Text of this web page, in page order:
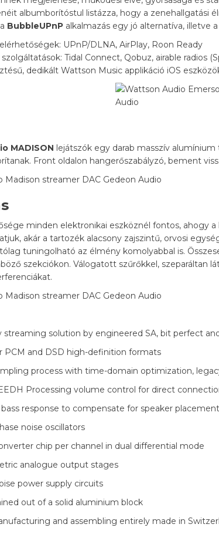
albumborítóstul listázza, hogy a zenehallgatási
BubbleUPnP alkalmazás egy jó alternatíva, illetve a
UPnP/DLNA, AirPlay, Roon Ready
Tidal Connect, Qobuz, airable radios
dedikált Wattson Music applikáció iOS
MADISON lejátszók egy darab masszív
Front oldalon hangerőszabályzó, bement
minden elektronikai eszköznél fontos, ahogy
akár a tartozék alacsony zajszintű, orvosi
tuningolható az élmény komolyabbal is.
szekciókon. Válogatott szűrőkkel, szeparáltan
streaming solution by engineered SA, bit perfect
PCM and DSD high-definition formats
process with time-domain optimization,
Processing volume control for direct
response to compensate for speaker
noise oscillators
chip per channel in dual differential mode
analogue output stages
power supply circuits
out of a solid aluminium block
and assembling entirely made in